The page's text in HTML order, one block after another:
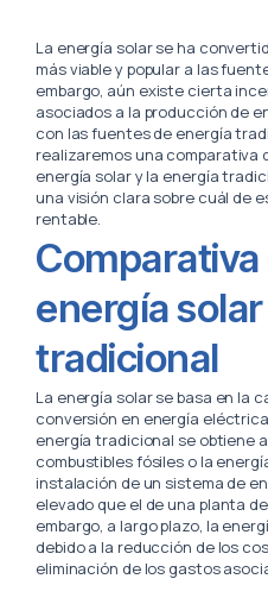
La energía solar se ha
más viable y popular a las
embargo, aún existe cierta
asociados a la producción de
con las fuentes de energía
realizaremos una
energía solar y la energía
una visión clara sobre cuál de
rentable.
energía
tradicional
La energía solar se basa en la
conversión en energía
energía tradicional se obtiene
combustibles fósiles o la
instalación de un sistema de
elevado que el de una planta
embargo, a largo plazo, la
debido a la reducción de los
eliminación de los gastos